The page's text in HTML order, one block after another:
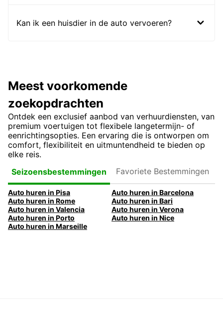
Kan ik een huisdier in de auto vervoeren?
Meest voorkomende
zoekopdrachten
Ontdek een exclusief aanbod van verhuurdiensten, van
premium voertuigen tot flexibele langetermijn- of
eenrichtingsopties. Een ervaring die is ontworpen om
comfort, flexibiliteit en uitmuntendheid te bieden op
elke reis.
Seizoensbestemmingen
Bestemmingen
Auto huren in Pisa
Auto huren in Barcelona
Auto huren in Rome
Auto huren in Bari
Auto huren in Valencia
Auto huren in Verona
Auto huren in Porto
Auto huren in Nice
Auto huren in Marseille